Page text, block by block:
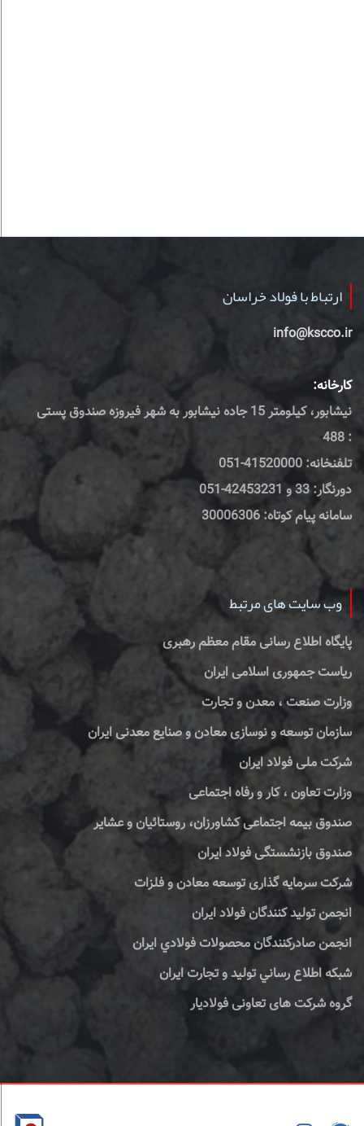
ارتباط با فولاد خراسان
info@kscco.ir
کارخانه:
نیشابور، کیلومتر 15 جاده نیشابور به شهر فیروزه صندوق پستی
: 488
تلفنخانه: 41520000-051
دورنگار: 33 و 42453231-051
سامانه پیام کوتاه: 30006306
وب سایت های مرتبط
پایگاه اطلاع رسانی مقام معظم رهبری
ریاست جمهوری اسلامی ایران
وزارت صنعت ، معدن و تجارت
سازمان توسعه و نوسازی معادن و صنایع معدنی ایران
شرکت ملی فولاد ایران
وزارت تعاون ، کار و رفاه اجتماعی
صندوق بیمه اجتماعی کشاورزان، روستائیان و عشایر
صندوق بازنشستگی فولاد ایران
شرکت سرمایه گذاری توسعه معادن و فلزات
انجمن تولید کنندگان فولاد ایران
انجمن صادركنندگان محصولات فولادي ايران
شبكه اطلاع رساني توليد و تجارت ايران
گروه شرکت های تعاونی فولادیار